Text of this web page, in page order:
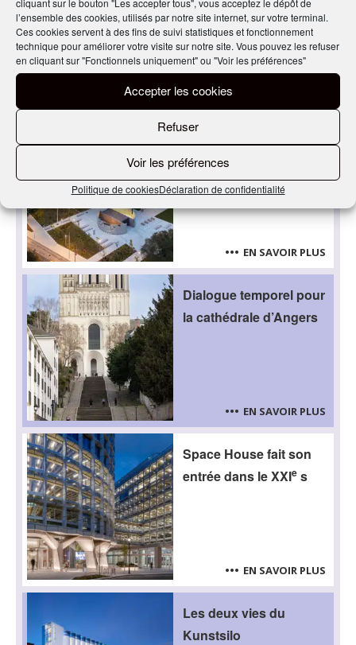
l’ensemble des cookies, utilisés par notre site internet, sur votre terminal.
Ces cookies servent à des fins de suivi statistiques et fonctionnement
technique pour améliorer votre visite sur notre site. Vous pouvez les refuser
en cliquant sur "Fonctionnels uniquement" ou "Voir les préférences"
Accepter les cookies
Refuser
Voir les préférences
Politique de cookiesDéclaration de confidentialité
À Montréal, un lieu
symbole pour
transformer le paysage
EN SAVOIR PLUS
Dialogue temporel pour
la cathédrale d’Angers
EN SAVOIR PLUS
Space House fait son
entrée dans le XXIe s
EN SAVOIR PLUS
Les deux vies du
Kunstsilo